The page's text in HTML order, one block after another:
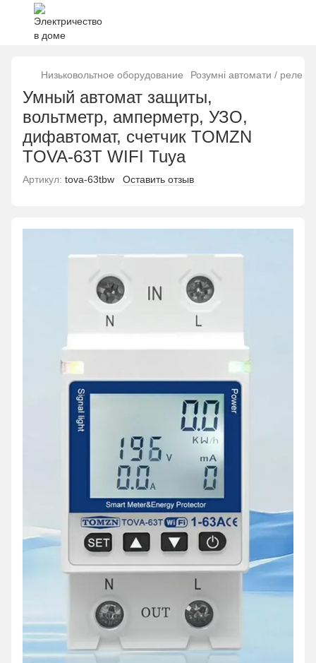
Низьковольтное оборудование Розумні автомати / реле
Умный автомат защиты,
вольтметр, амперметр, УЗО,
дифавтомат, счетчик TOMZN
TOVA-63T WIFI Tuya
Артикул: tova-63tbw Оставить отзыв